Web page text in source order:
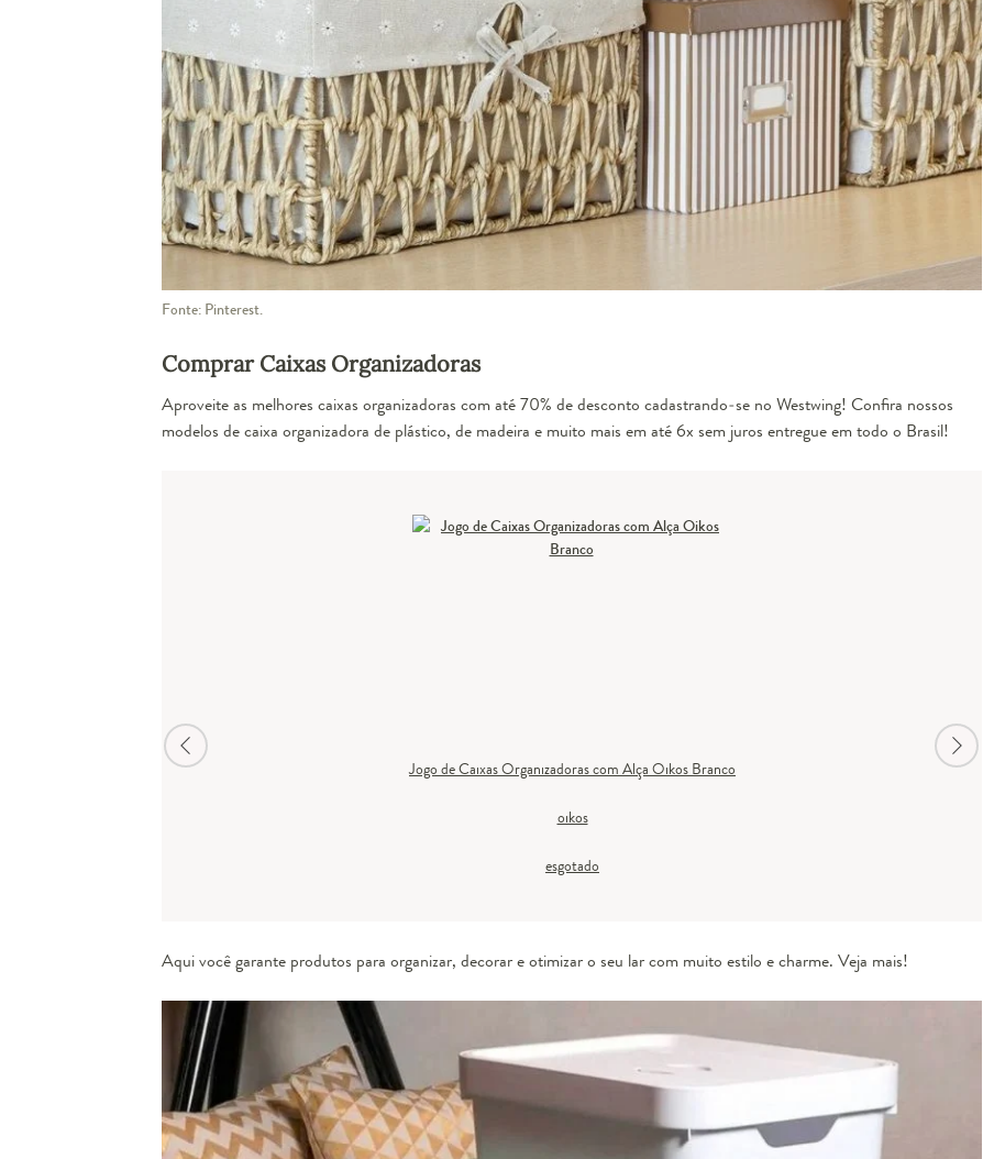
Fonte: Pinterest.
Comprar Caixas Organizadoras
Aproveite as melhores caixas organizadoras com até 70% de desconto cadastrando-se no Westwing! Confira nossos
modelos de caixa organizadora de plástico, de madeira e muito mais em até 6x sem juros entregue em todo o Brasil!
Jogo de Caixas Organizadoras com Alça Oikos Branco
oikos
esgotado
Aqui você garante produtos para organizar, decorar e otimizar o seu lar com muito estilo e charme. Veja mais!